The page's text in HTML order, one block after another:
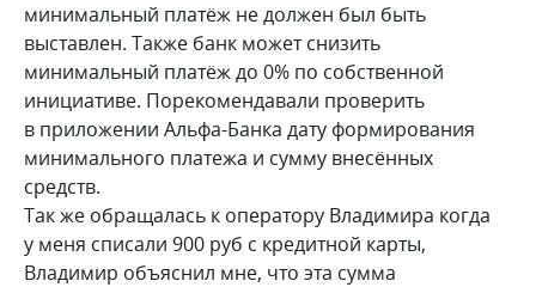
минимальный платёж не должен был быть
выставлен. Также банк может снизить
минимальный платёж до 0% по собственной
инициативе. Порекомендавали проверить
в приложении Альфа-Банка дату формирования
минимального платежа и сумму внесённых
средств.
Так же обращалась к оператору Владимира когда
у меня списали 900 руб с кредитной карты,
Владимир объяснил мне, что эта сумма